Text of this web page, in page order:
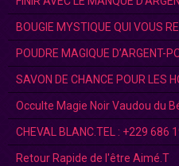
BOUGIE MYSTIQUE QUI VOUS
POUDRE MAGIQUE D’ARGENT-
SAVON DE CHANCE POUR LES
Occulte Magie Noir Vaudou du
CHEVAL BLANC.TEL : +229 686
Retour Rapide de l'être Aimé.T